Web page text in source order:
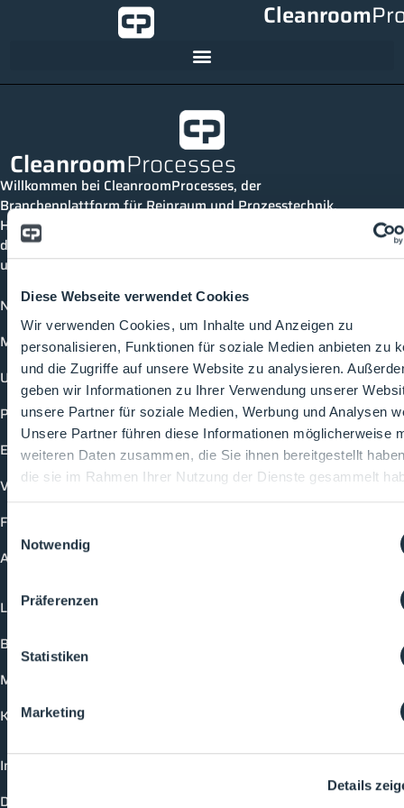
Diese Webseite verwendet Cookies
Wir verwenden Cookies, um Inhalte und Anzeigen zu
personalisieren, Funktionen für soziale Medien anbieten zu
und die Zugriffe auf unsere Website zu analysieren.
geben wir Informationen zu Ihrer Verwendung unserer
unsere Partner für soziale Medien, Werbung und Analysen
Unsere Partner führen diese Informationen möglicherweise
weiteren Daten zusammen, die Sie ihnen bereitgestellt
die sie im Rahmen Ihrer Nutzung der Dienste gesammelt
Einwilligungsauswahl
Notwendig
Präferenzen
Statistiken
Marketing
Details
Cleanroom
CleanroomProcesses
Willkommen bei CleanroomProcesses, der
Branchenplattform für Reinraum und Prozesstechnik.
Hier bleibst du immer auf dem neuesten Stand, kannst
dich mit anderen verknüpfen und alle relevanten Themen
und Events der Branche entdecken.
News
Mediathek
Unternehmen
Produkte
Events
Vorträge
Future-Faces
Academy
Login
Buchungsmöglichkeiten
Medienformate
Kontakt
Impressum
Datenschutzerklärung